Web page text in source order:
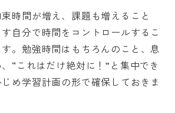
時間が増え、課題も増えること
自分で時間をコントロールするこ
。勉強時間はもちろんのこと、息
“これはだけ絶対に！”と集中でき
め学習計画の形で確保しておきま